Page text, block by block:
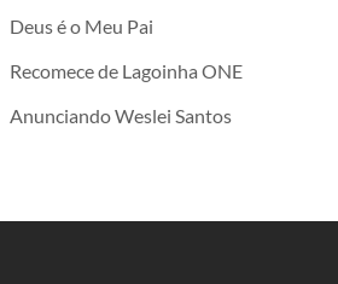
Deus é o Meu Pai
Recomece de Lagoinha ONE
Anunciando Weslei Santos